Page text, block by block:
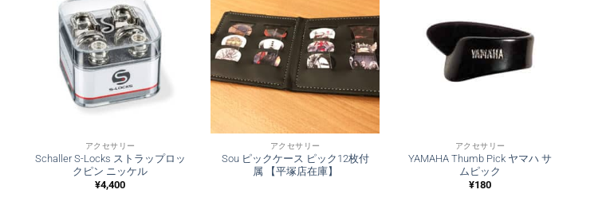
アクセサリー
Schaller S-Locks ストラップロッ
クピン ニッケル
¥4,400
アクセサリー
Sou ピックケース ピック12枚付
属 【平塚店在庫】
アクセサリー
YAMAHA Thumb Pick ヤマハ サ
ムピック
¥180